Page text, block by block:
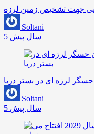
جهت تشخیص زمین لرزه
Soltani
5 سال پیش
لرزه ای در بستر دریا
Soltani
5 سال پیش